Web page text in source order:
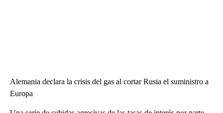
Alemania declara la crisis del gas al cortar Rusia el suministro a
Europa